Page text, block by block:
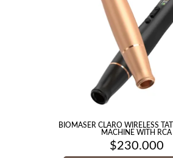
BIOMASER CLARO WIRELESS
MACHINE WITH RCA
$230.000